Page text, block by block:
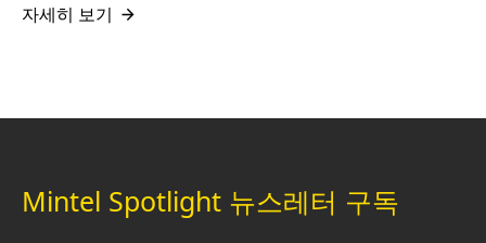
자세히 보기
Mintel Spotlight 뉴스레터 구독